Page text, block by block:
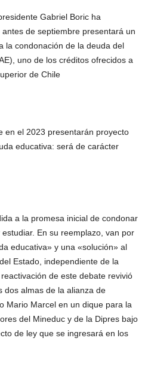
Gabriel Boric ha
de septiembre presentará un
la condonación de la deuda del
uno de los créditos ofrecidos a
de Chile
en el 2023 presentarán proyecto
educativa: será de carácter
a la promesa inicial de condonar
En su reemplazo, van por
educativa» y una «solución» al
Estado, independiente de la
de este debate revivió
dos almas de la alianza de
Mario Marcel en un dique para la
del Mineduc y de la Dipres bajo
de ley que se ingresará en los